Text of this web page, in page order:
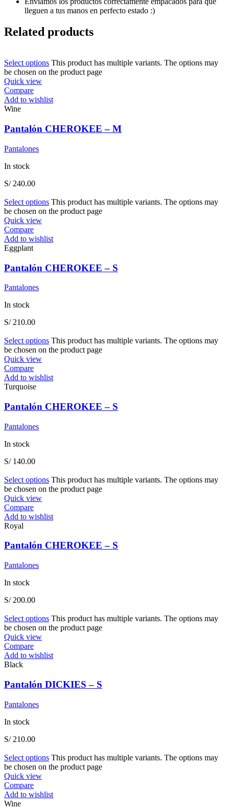
lleguen a tus manos en perfecto estado :)
Related products
Select options This product has multiple variants. The options may
be chosen on the product page
Quick view
Compare
Add to wishlist
Wine
Pantalón CHEROKEE – M
Pantalones
In stock
S/240.00
Select options This product has multiple variants. The options may
be chosen on the product page
Quick view
Compare
Add to wishlist
Eggplant
Pantalón CHEROKEE – S
Pantalones
In stock
S/210.00
Select options This product has multiple variants. The options may
be chosen on the product page
Quick view
Compare
Add to wishlist
Turquoise
Pantalón CHEROKEE – S
Pantalones
In stock
S/140.00
Select options This product has multiple variants. The options may
be chosen on the product page
Quick view
Compare
Add to wishlist
Royal
Pantalón CHEROKEE – S
Pantalones
In stock
S/200.00
Select options This product has multiple variants. The options may
be chosen on the product page
Quick view
Compare
Add to wishlist
Black
Pantalón DICKIES – S
Pantalones
In stock
S/210.00
Select options This product has multiple variants. The options may
be chosen on the product page
Quick view
Compare
Add to wishlist
Wine